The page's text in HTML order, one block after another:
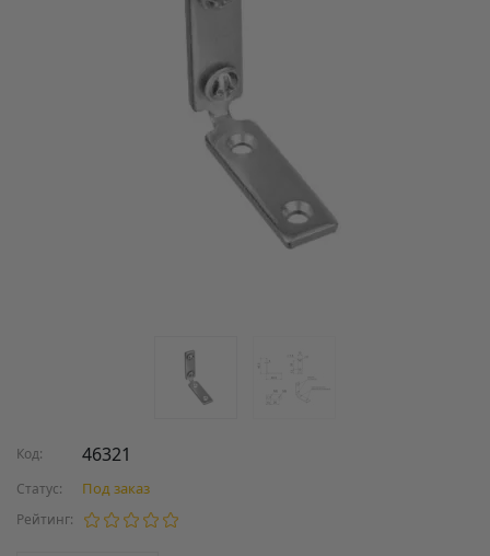
Код: 46321
Статус: Под заказ
Рейтинг: